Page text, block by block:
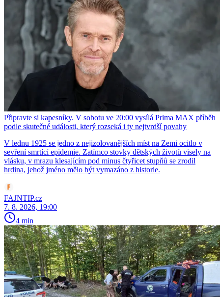
Připravte si kapesníky. V sobotu ve 20:00 vysílá Prima MAX příběh
podle skutečné události, který rozseká i ty nejtvrdší povahy
V lednu 1925 se jedno z nejizolovanějších míst na Zemi ocitlo v
sevření smrtící epidemie. Zatímco stovky dětských životů visely na
vlásku, v mrazu klesajícím pod minus čtyřicet stupňů se zrodil
hrdina, jehož jméno mělo být vymazáno z historie.
FAJNTIP.cz
7. 8. 2026, 19:00
4 min